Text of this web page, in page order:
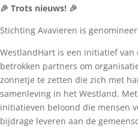
🎉 Trots nieuws! 🎉
Stichting Avavieren is
WestlandHart is een initiatief van
betrokken partners om
zonnetje te zetten die zich met
samenleving in het Westland.
initiatieven beloond die mensen
bijdrage leveren aan de